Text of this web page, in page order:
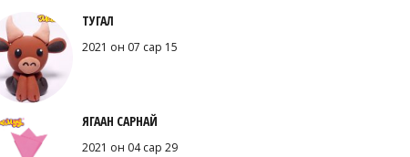
ТУГАЛ
2021 он 07 сар 15
ЯГААН САРНАЙ
2021 он 04 сар 29